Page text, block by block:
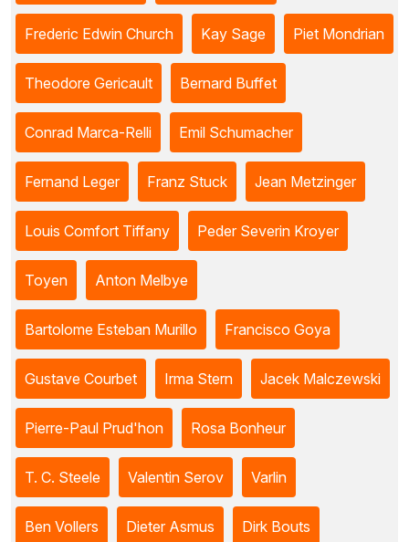
Frederic Edwin Church Kay Sage Piet Mondrian
Theodore Gericault Bernard Buffet
Conrad Marca-Relli Emil Schumacher
Fernand Leger Franz Stuck Jean Metzinger
Louis Comfort Tiffany Peder Severin Kroyer
Toyen Anton Melbye
Bartolome Esteban Murillo Francisco Goya
Gustave Courbet Irma Stern Jacek Malczewski
Pierre-Paul Prud'hon Rosa Bonheur
T. C. Steele Valentin Serov Varlin
Ben Vollers Dieter Asmus Dirk Bouts